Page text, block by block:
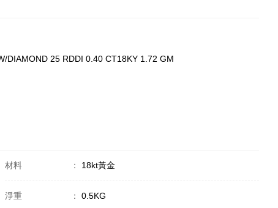
DIAMOND 25 RDDI 0.40 CT18KY 1.72 GM
材料 ： 18kt黃金
淨重 ： 0.5KG